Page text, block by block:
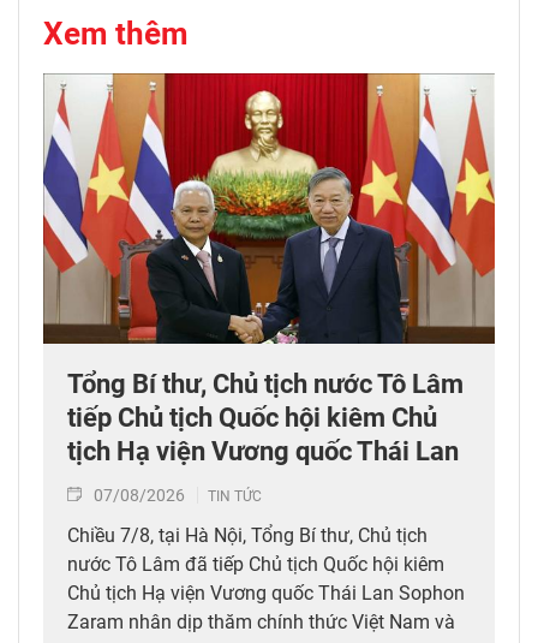
Xem thêm
Tổng Bí thư, Chủ tịch nước Tô Lâm
tiếp Chủ tịch Quốc hội kiêm Chủ
tịch Hạ viện Vương quốc Thái Lan
07/08/2026 TIN TỨC
Chiều 7/8, tại Hà Nội, Tổng Bí thư, Chủ tịch
nước Tô Lâm đã tiếp Chủ tịch Quốc hội kiêm
Chủ tịch Hạ viện Vương quốc Thái Lan Sophon
Zaram nhân dịp thăm chính thức Việt Nam và